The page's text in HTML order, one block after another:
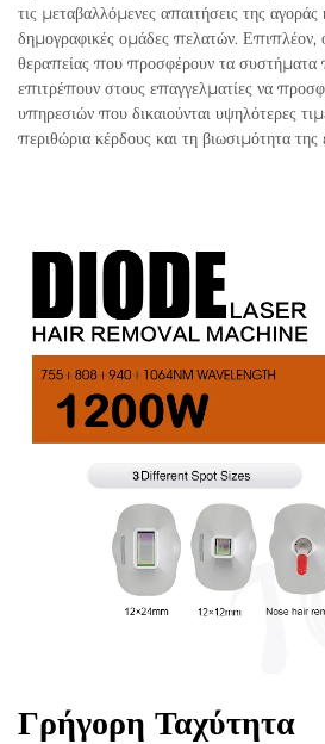
τις μεταβαλλόμενες απαιτήσεις της αγοράς
δημογραφικές ομάδες πελατών. Επιπλέον,
θεραπείας που προσφέρουν τα συστήματα
επιτρέπουν στους επαγγελματίες να
υπηρεσιών που δικαιούνται υψηλότερες
περιθώρια κέρδους και τη βιωσιμότητα της
Γρήγορη Ταχύτητα